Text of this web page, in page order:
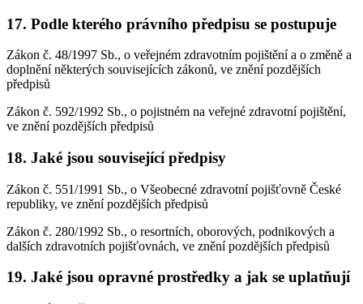
17. Podle kterého právního předpisu se postupuje
Zákon č. 48/1997 Sb., o veřejném zdravotním pojištění a o změně a
doplnění některých souvisejících zákonů, ve znění pozdějších
předpisů
Zákon č. 592/1992 Sb., o pojistném na veřejné zdravotní pojištění,
ve znění pozdějších předpisů
18. Jaké jsou související předpisy
Zákon č. 551/1991 Sb., o Všeobecné zdravotní pojišťovně České
republiky, ve znění pozdějších předpisů
Zákon č. 280/1992 Sb., o resortních, oborových, podnikových a
dalších zdravotních pojišťovnách, ve znění pozdějších předpisů
19. Jaké jsou opravné prostředky a jak se uplatňují